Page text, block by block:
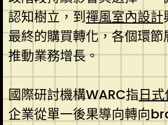
認知樹立，到禪風室內設計
最終的購買轉化，各個環
推動業務增長。
國際研討機構WARC指日
企業從單一後果導向轉向